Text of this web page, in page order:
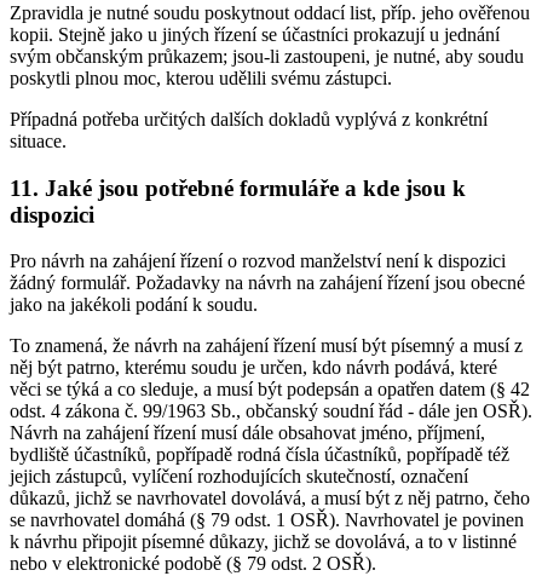
Zpravidla je nutné soudu poskytnout oddací list, příp. jeho ověřenou
kopii. Stejně jako u jiných řízení se účastníci prokazují u jednání
svým občanským průkazem; jsou-li zastoupeni, je nutné, aby soudu
poskytli plnou moc, kterou udělili svému zástupci.
Případná potřeba určitých dalších dokladů vyplývá z konkrétní
situace.
11. Jaké jsou potřebné formuláře a kde jsou k
dispozici
Pro návrh na zahájení řízení o rozvod manželství není k dispozici
žádný formulář. Požadavky na návrh na zahájení řízení jsou obecné
jako na jakékoli podání k soudu.
To znamená, že návrh na zahájení řízení musí být písemný a musí z
něj být patrno, kterému soudu je určen, kdo návrh podává, které
věci se týká a co sleduje, a musí být podepsán a opatřen datem (§ 42
odst. 4 zákona č. 99/1963 Sb., občanský soudní řád - dále jen OSŘ).
Návrh na zahájení řízení musí dále obsahovat jméno, příjmení,
bydliště účastníků, popřípadě rodná čísla účastníků, popřípadě též
jejich zástupců, vylíčení rozhodujících skutečností, označení
důkazů, jichž se navrhovatel dovolává, a musí být z něj patrno, čeho
se navrhovatel domáhá (§ 79 odst. 1 OSŘ). Navrhovatel je povinen
k návrhu připojit písemné důkazy, jichž se dovolává, a to v listinné
nebo v elektronické podobě (§ 79 odst. 2 OSŘ).